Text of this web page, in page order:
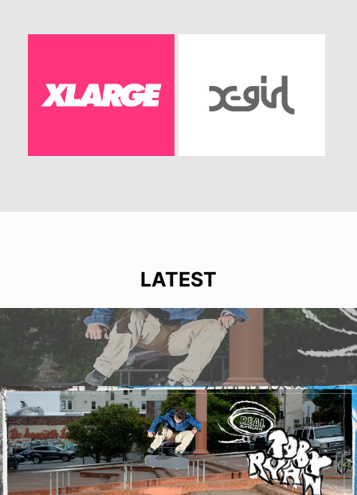
LATEST